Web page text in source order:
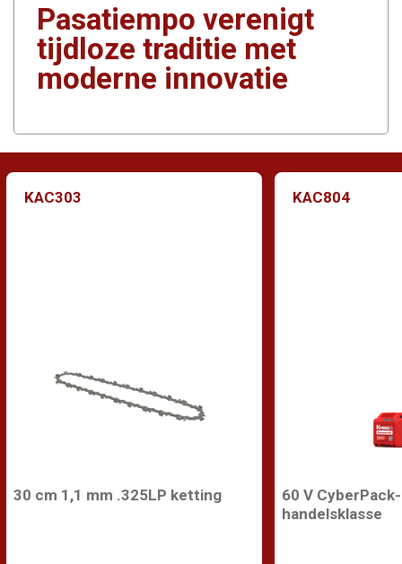
Pasatiempo verenigt
tijdloze traditie met
moderne innovatie
KAC303
30 cm 1,1 mm .325LP ketting
KAC804
60 V
handelsklasse